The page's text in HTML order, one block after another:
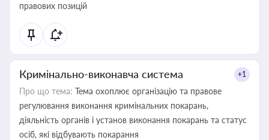
правових позицій
Кримінально-виконавча система +1
Про що тема: Тема охоплює організацію та правове
регулювання виконання кримінальних покарань,
діяльність органів і установ виконання покарань та статус
осіб, які відбувають покарання